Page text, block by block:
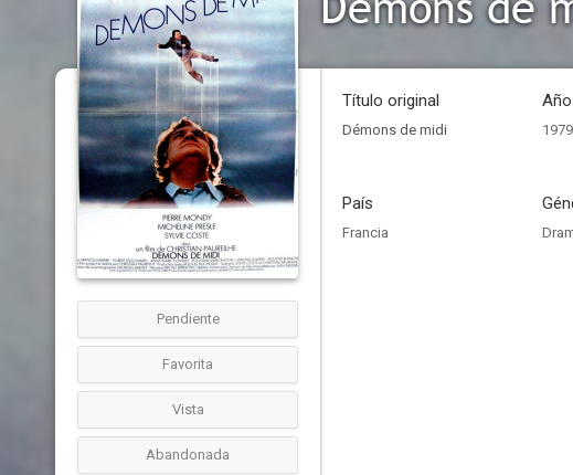
Pendiente
Favorita
Vista
Abandonada
Título original
Démons de midi
Año
1979
País
Francia